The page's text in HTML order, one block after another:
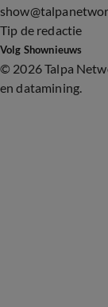
Tip de redactie
Volg Shownieuws
© 2026 Talpa
en datamining.